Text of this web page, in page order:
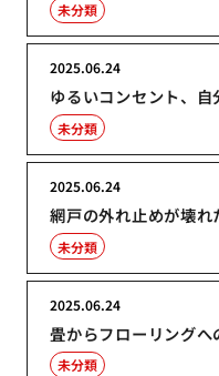
未分類
ゆるいコンセント、
2025.06.24
未分類
網戸の外れ止めが壊れ
2025.06.24
未分類
畳からフローリング
2025.06.24
未分類